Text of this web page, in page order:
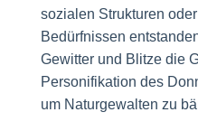
sozialen Strukturen
Bedürfnissen
Gewitter und Blitze die
Personifikation des
um Naturgewalten zu